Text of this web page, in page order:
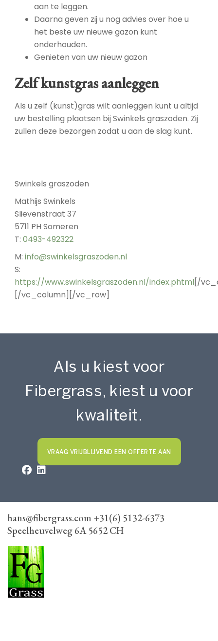
aan te leggen.
Daarna geven zij u nog advies over hoe u
het beste uw nieuwe gazon kunt
onderhouden.
Genieten van uw nieuw gazon
Zelf kunstgras aanleggen
Als u zelf (kunst)gras wilt aanleggen kunt u altijd
uw bestelling plaatsen bij Swinkels graszoden. Zij
zullen deze bezorgen zodat u aan de slag kunt.
Swinkels graszoden
Mathijs Swinkels
Slievenstraat 37
5711 PH Someren
T: 0493-492322
M: info@swinkelsgraszoden.nl
S:
https://www.swinkelsgraszoden.nl/index.phtml[/
[/vc_column][/vc_row]
Als u kiest voor
Fibergrass, kiest u voor
kwaliteit.
VRAAG VRIJBLIJVEND EEN OFFERTE AAN
hans@fibergrass.com +31(6) 5132-6373
Speelheuvelweg 6A 5652 CH